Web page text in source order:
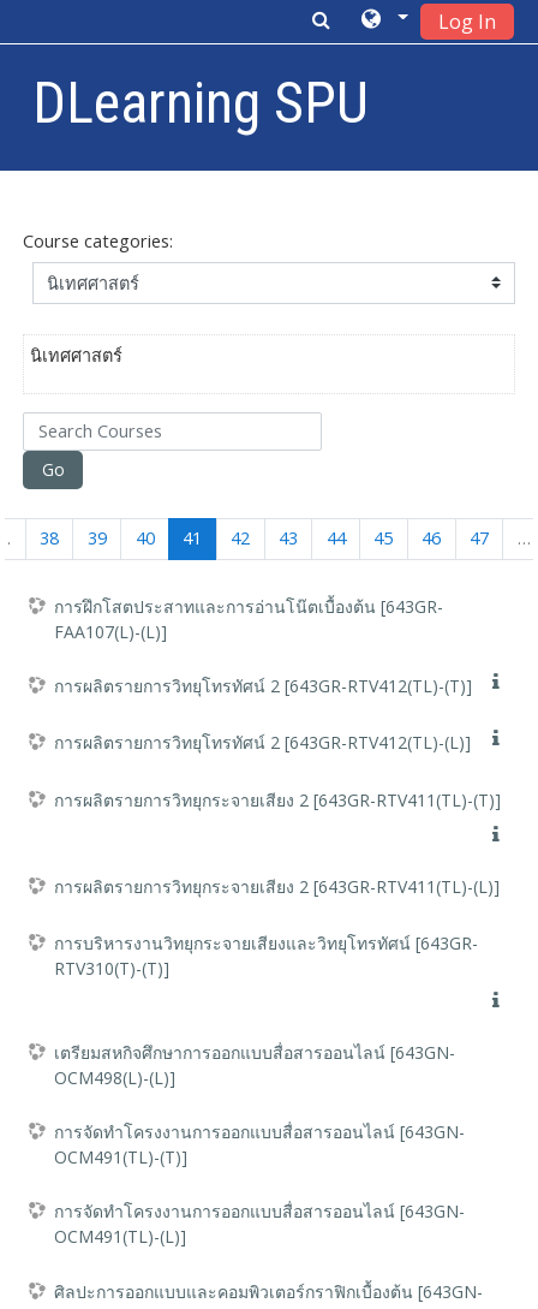
Log In
DLearning SPU
Course categories:
นิเทศศาสตร์
Search Courses
Go
38 39 40 41 (current)
42 43 44 45 46 47 …
การฝึกโสตประสาทและการอ่านโน๊ตเบื้องต้น [643GR-
FAA107(L)-(L)]
การผลิตรายการวิทยุโทรทัศน์ 2 [643GR-RTV412(TL)-(T)]
การผลิตรายการวิทยุโทรทัศน์ 2 [643GR-RTV412(TL)-(L)]
การผลิตรายการวิทยุกระจายเสียง 2 [643GR-RTV411(TL)-(T)]
การผลิตรายการวิทยุกระจายเสียง 2 [643GR-RTV411(TL)-(L)]
การบริหารงานวิทยุกระจายเสียงและวิทยุโทรทัศน์ [643GR-
RTV310(T)-(T)]
เตรียมสหกิจศึกษาการออกแบบสื่อสารออนไลน์ [643GN-
OCM498(L)-(L)]
การจัดทำโครงงานการออกแบบสื่อสารออนไลน์ [643GN-
OCM491(TL)-(T)]
การจัดทำโครงงานการออกแบบสื่อสารออนไลน์ [643GN-
OCM491(TL)-(L)]
ศิลปะการออกแบบและคอมพิวเตอร์กราฟิกเบื้องต้น [643GN-